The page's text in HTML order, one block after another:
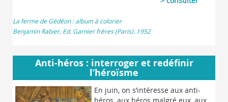
La ferme de Gédéon : album à colorier
Benjamin Rabier, Ed. Garnier frères (Paris). 1952
Anti-héros : interroger et redéfinir
l’héroïsme
En juin, on s’intéresse aux anti-